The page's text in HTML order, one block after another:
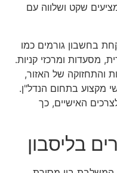
שקט ושלווה עם
בחשבון גורמים כמו
מסעדות ומרכזי קניות.
והתחזוקה של האזור,
מקצוע בתחום הנדל"ן.
האישיים, כך
בליסבון